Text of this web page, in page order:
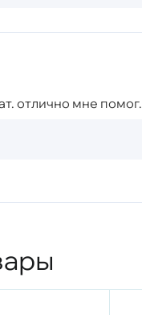
отлично мне помог.